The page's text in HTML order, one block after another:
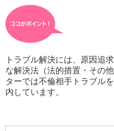
トラブル解決には、原因追
な解決法（法的措置・その
ターでは不倫相手トラブル
内しています。